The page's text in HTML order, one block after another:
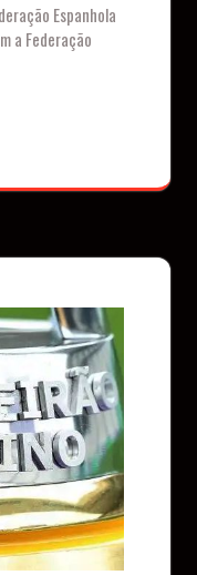
Espanhola
a Federação